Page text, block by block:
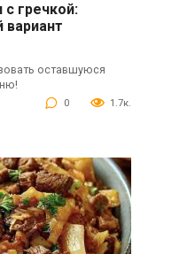
гречкой:
вариант
оставшуюся
0 1.7к.